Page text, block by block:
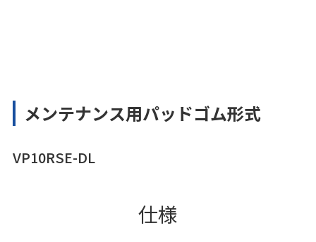
メンテナンス用パッドゴム形式
VP10RSE-DL
仕様